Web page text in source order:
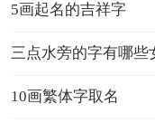
5画起名的吉祥字
三点水旁的字有哪些
10画繁体字取名